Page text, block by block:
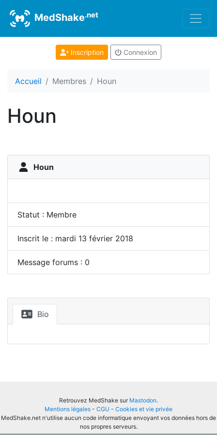
MedShake.net
Inscription Connexion
Accueil Membres Houn
Houn
Houn
Statut : Membre
Inscrit le : mardi 13 février 2018
Message forums : 0
Bio
Retrouvez MedShake sur Mastodon.
Mentions légales - CGU - Cookies et vie privée
MedShake.net n'utilise aucun code informatique envoyant vos données hors de
nos propres serveurs.